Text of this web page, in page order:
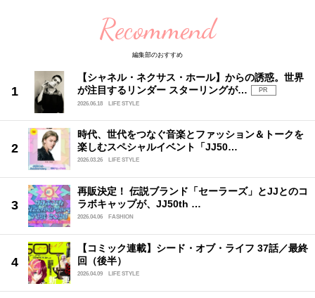
Recommend
編集部のおすすめ
【シャネル・ネクサス・ホール】からの誘惑。世界
が注目するリンダー スターリングが…
PR
2026.06.18
LIFE STYLE
時代、世代をつなぐ音楽とファッション＆トークを
楽しむスペシャルイベント「JJ50…
2026.03.26 LIFE STYLE
再販決定！ 伝説ブランド「セーラーズ」とJJとのコ
ラボキャップが、JJ50th …
2026.04.06 FASHION
【コミック連載】シード・オブ・ライフ 37話／最終
回（後半）
2026.04.09 LIFE STYLE